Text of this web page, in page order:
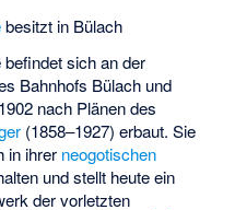
besitzt in Bülach
befindet sich an der
Bahnhofs Bülach und
nach Plänen des
(1858–1927) erbaut. Sie
in ihrer neogotischen
und stellt heute ein
der vorletzten